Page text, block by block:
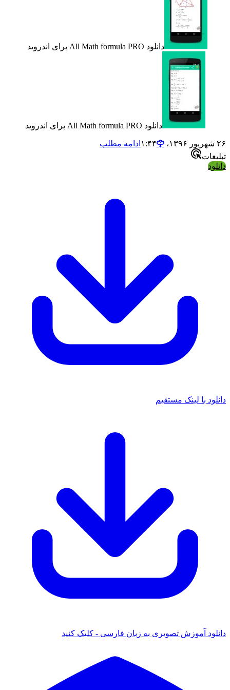
دانلود All Math formula PRO برای اندروید
دانلود All Math formula PRO برای اندروید
ادامه مطلب
با لینک مستقیم
آموزش تصویری به زبان فارسی - کلیک کنید